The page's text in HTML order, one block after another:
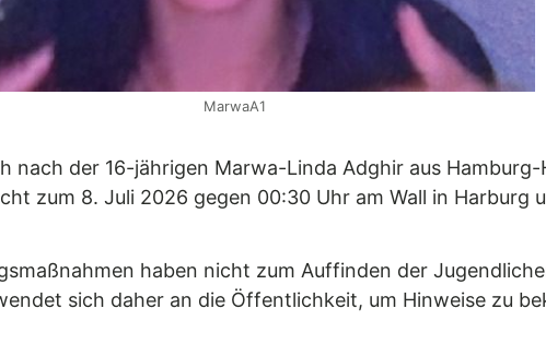
MarwaA1
nach der 16-jährigen Marwa-Linda Adghir aus Hamburg-
zum 8. Juli 2026 gegen 00:30 Uhr am Wall in Harburg
haben nicht zum Auffinden der
sich daher an die Öffentlichkeit, um Hinweise zu